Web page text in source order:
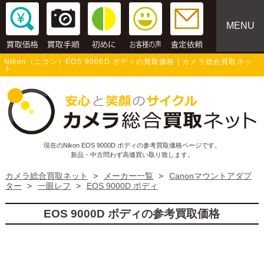
MENU
Nikon（ニコン）EOS 9000D ボディの買取価格 | カメラ総合買取ネッ
ト
現在のNikon EOS 9000D ボディの参考買取価格ページです。
新品・中古問わず高価買い取り致します。
カメラ総合買取ネット > メーカー一覧 >
Canonマウントアダプ
ター
> 一眼レフ > EOS 9000D ボディ
EOS 9000D ボディの参考買取価格